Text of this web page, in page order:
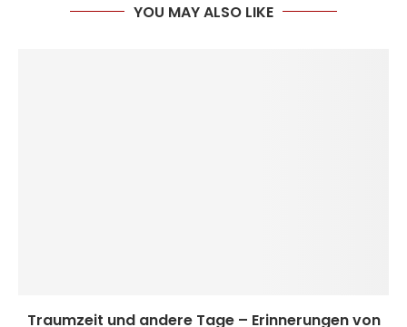
YOU MAY ALSO LIKE
Traumzeit und andere Tage – Erinnerungen von